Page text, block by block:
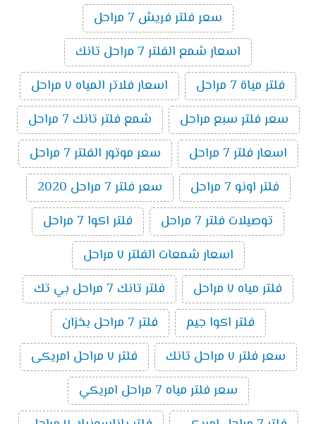
سعر فلتر فريش 7 مراحل
اسعار شمع الفلتر 7 مراحل تانك
فلتر مياة 7 مراحل
اسعار فلاتر المياه ٧ مراحل
سعر فلتر سبع مراحل
شمع فلتر تانك 7 مراحل
اسعار فلتر 7 مراحل
سعر موتور الفلتر 7 مراحل
فلتر اونو 7 مراحل
سعر فلتر 7 مراحل 2020
توصيلات فلتر 7 مراحل
فلتر اكوا 7 مراحل
اسعار شمعات الفلتر ٧ مراحل
فلتر مياه ٧ مراحل
فلتر تانك 7 مراحل بي تك
فلتر اكوا جيم
فلتر 7 مراحل بخزان
سعر فلتر ٧ مراحل تانك
فلتر ٧ مراحل امريكى
سعر فلتر مياه 7 مراحل امريكي